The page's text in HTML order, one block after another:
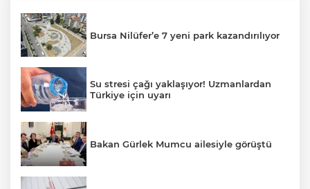
Bursa Nilüfer’e 7 yeni park kazandırılıyor
Su stresi çağı yaklaşıyor! Uzmanlardan
Türkiye için uyarı
Bakan Gürlek Mumcu ailesiyle görüştü